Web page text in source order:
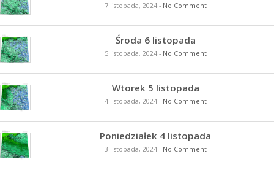
7 listopada, 2024- No Comment
Środa 6 listopada
5 listopada, 2024- No Comment
Wtorek 5 listopada
4 listopada, 2024- No Comment
Poniedziałek 4 listopada
3 listopada, 2024- No Comment